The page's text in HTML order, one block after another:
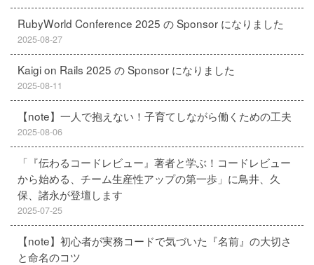
RubyWorld Conference 2025 の Sponsor になりました
2025-08-27
Kaigi on Rails 2025 の Sponsor になりました
2025-08-11
【note】一人で抱えない！子育てしながら働くための工夫
2025-08-06
「『伝わるコードレビュー』著者と学ぶ！コードレビュー
から始める、チーム生産性アップの第一歩」に鳥井、久
保、諸永が登壇します
2025-07-25
【note】初心者が実務コードで気づいた『名前』の大切さ
と命名のコツ